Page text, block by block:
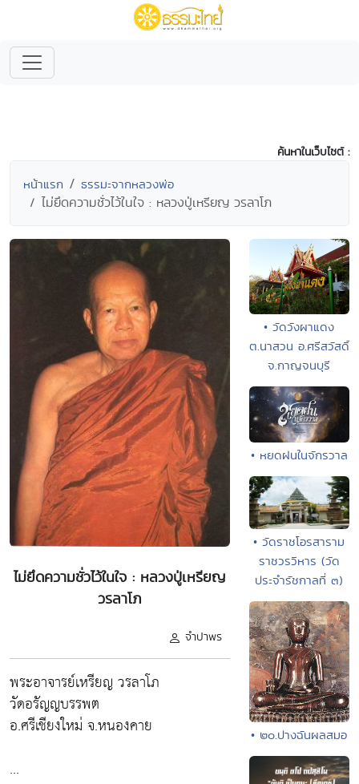
ค้นหาในเว็บไซต์ :
หน้าแรก ธรรมะจากหลวงพ่อ
ไม่ยึดความชั่วไว้ในใจ : หลวงปู่เหรียญ วรลาโภ
ไม่ยึดความชั่วไว้ในใจ : หลวงปู่เหรียญ
วรลาโภ
จำปาพร
พระอาจารย์เหรียญ วรลาโภ
วัดอรัญญบรรพต
อ.ศรีเชียงใหม่ จ.หนองคาย
...
• วัดวังผาแดง
ต.นาสวน อ.ศรีสวัสดิ์
จ.กาญจนบุรี
• หยดฝนในจักรวาล
• วัดราชโอรสาราม
ราชวรวิหาร (วัด
ประจำรัชกาลที่ ๓)
• ๒๐.ปางฉันผลสมอ